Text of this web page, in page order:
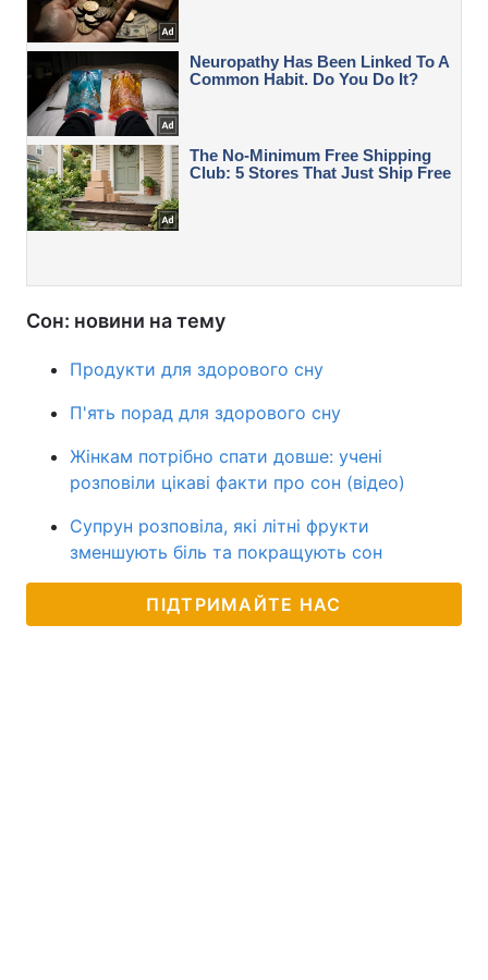
Сон: новини на тему
Продукти для здорового сну
П'ять порад для здорового сну
Жінкам потрібно спати довше: учені
розповіли цікаві факти про сон (відео)
Супрун розповіла, які літні фрукти
зменшують біль та покращують сон
ПІДТРИМАЙТЕ НАС